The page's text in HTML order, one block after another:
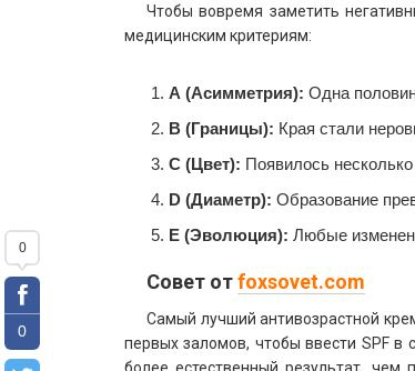
Чтобы вовремя заметить
медицинским критериям:
А (Асимметрия): Одна
В (Границы): Края стали
С (Цвет): Появилось
D (Диаметр): Образование
Е (Эволюция): Любые
Совет отfoxsovet.com
Самый лучший антивозрастной
первых заломов, чтобы ввести SPF в
более естественный результат, чем
0
0